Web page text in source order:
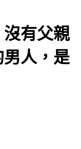
沒有父親
人，是